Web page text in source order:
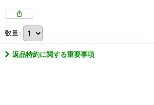
数量:
返品特約に関する重要事項